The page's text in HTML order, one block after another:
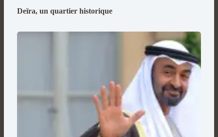
Deïra, un quartier historique